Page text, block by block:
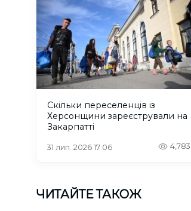
Скільки переселенців із
Херсонщини зареєстрували на
Закарпатті
31 лип. 2026 17:06 4,783
ЧИТАЙТЕ ТАКОЖ